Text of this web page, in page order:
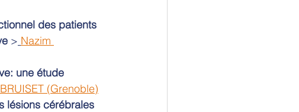
des patients
> Nazim
une étude
(Grenoble)
lésions cérébrales